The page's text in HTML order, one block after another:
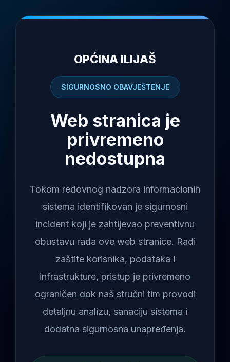
OPĆINA ILIJAŠ
SIGURNOSNO OBAVJEŠTENJE
Web stranica je
privremeno
nedostupna
Tokom redovnog nadzora informacionih
sistema identifikovan je sigurnosni
incident koji je zahtijevao preventivnu
obustavu rada ove web stranice. Radi
zaštite korisnika, podataka i
infrastrukture, pristup je privremeno
ograničen dok naš stručni tim provodi
detaljnu analizu, sanaciju sistema i
dodatna sigurnosna unapređenja.